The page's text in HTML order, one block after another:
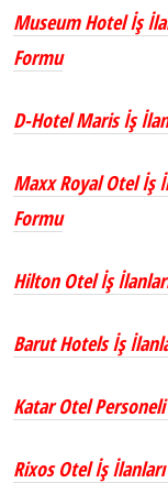
Museum Hotel İş
Formu
D-Hotel Maris İş
Maxx Royal Otel İş
Formu
Hilton Otel İş
Barut Hotels İş
Katar Otel
Rixos Otel İş